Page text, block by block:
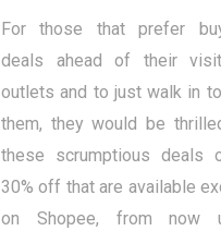
For those that prefer
deals ahead of their
outlets and to just walk in
them, they would be
these scrumptious deals
30% off that are available
on Shopee, from now